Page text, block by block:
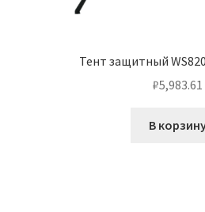
Тент защитный
₽5,983.61
В